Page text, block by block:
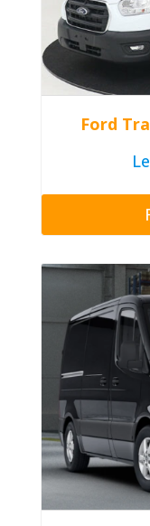
Ford